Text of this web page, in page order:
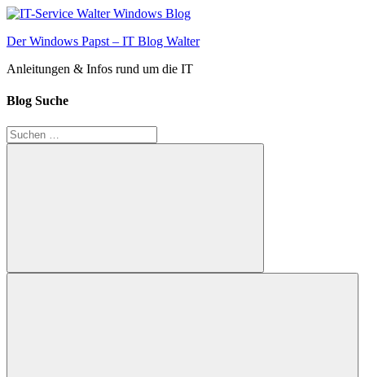
Zum
springen
Der Windows Papst – IT Blog Walter
Anleitungen & Infos rund um die IT
Blog Suche
Suchen
nach:
Suchen